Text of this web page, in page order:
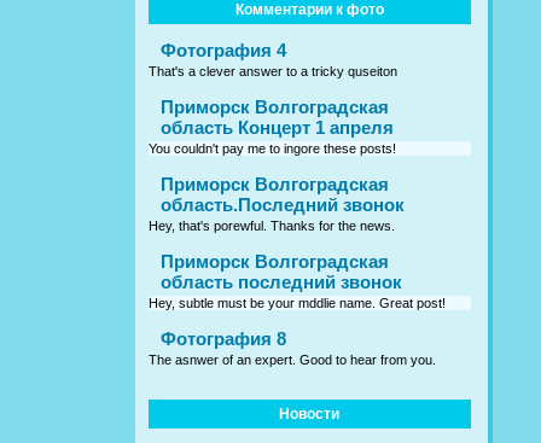
Комментарии к фото
Фотография 4
That's a clever answer to a tricky quseiton
Приморск Волгоградская
область Концерт 1 апреля
You couldn't pay me to ingore these posts!
Приморск Волгоградская
область.Последний звонок
Hey, that's porewful. Thanks for the news.
Приморск Волгоградская
область последний звонок
Hey, subtle must be your mddlie name. Great post!
Фотография 8
The asnwer of an expert. Good to hear from you.
Новости